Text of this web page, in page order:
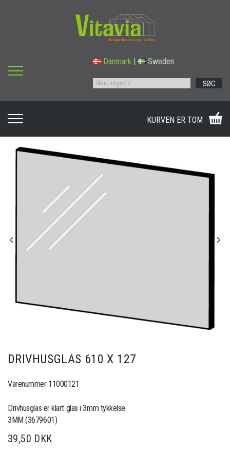
Danmark Sweden
SØG
KURVEN ER TOM
DRIVHUSGLAS 610 X 127
Varenummer 11000121
Drivhusglas er klart glas i 3mm tykkelse
3MM (3679601)
39,50 DKK